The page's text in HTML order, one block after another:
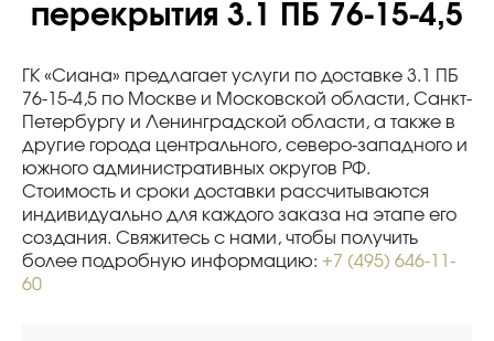
перекрытия 3.1 ПБ 76-15-4,5
ГК «Сиана» предлагает услуги по доставке 3.1 ПБ
76-15-4,5 по Москве и Московской области, Санкт-
Петербургу и Ленинградской области, а также в
другие города центрального, северо-западного и
южного административных округов РФ.
Стоимость и сроки доставки рассчитываются
индивидуально для каждого заказа на этапе его
создания. Свяжитесь с нами, чтобы получить
более подробную информацию: +7 (495) 646-11-
60